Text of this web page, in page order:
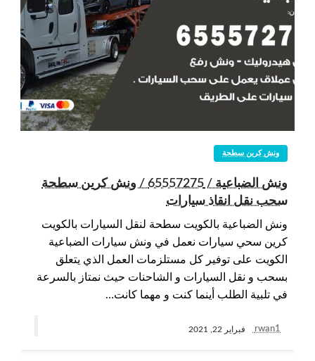
ونش كرين سطحة
ونش الضباعية / 65557275 / ونش كرين سطحة
سحب نقل انقاذ سيارات
ونش الضباعية بالكويت سطحة لنقل السيارات بالكويت
كرين سحي سيارات نعمل في ونش سيارات الضباعية
الكويت على توفير كل مستلزمات العمل الذي يتعلق
بسحب و نقل السيارات و الشاحنات حيث نمتاز بالسرعة
في تلبية الطلب أينما كنت و مهما كانت…
rwan1 فبراير 22, 2021